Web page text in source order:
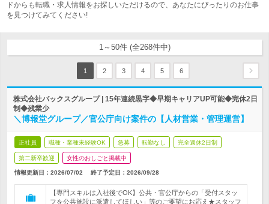
ドからも転職・求人情報をお探しいただけるので、あなたにぴったりのお仕事
を見つけてみてください!
1～50件 (全268件中)
1 2 3 4 5 6
株式会社バックスグループ | 15年連続黒字◆早期キャリアUP可能◆完休2日
制◆残業少
＼博報堂グループ／官公庁向け案件の【人材営業・管理運営】
正社員 職種・業種未経験OK 急募 転勤なし 完全週休2日制
第二新卒歓迎 女性のおしごと掲載中
情報更新日：2026/07/02 終了予定日： 2026/09/28
【専門スキルは入社後でOK】公共・官公庁からの「受付スタッ
フを公共施設に派遣してほしい」等のご要望にお応え★スタッフ